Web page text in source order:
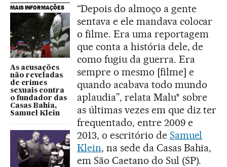
MAIS INFORMAÇÕES
As acusações
não reveladas
de crimes
sexuais contra
o fundador das
Casas Bahia,
Samuel Klein
“Depois do almoço a gente
sentava e ele mandava colocar
o filme. Era uma reportagem
que conta a história dele, de
como fugiu da guerra. Era
sempre o mesmo [filme] e
quando acabava todo mundo
aplaudia”, relata Malu* sobre
as últimas vezes em que diz ter
frequentado, entre 2009 e
2013, o escritório de Samuel
Klein, na sede da Casas Bahia,
em São Caetano do Sul (SP).